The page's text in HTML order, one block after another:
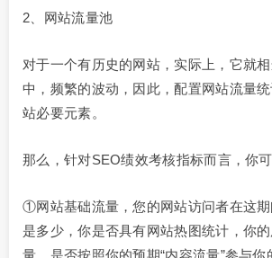
2、网站流量池
对于一个有历史的网站，实际上，它就
中，频繁的波动，因此，配置网站流量
站必要元素。
那么，针对SEO绩效考核指标而言，你
①网站基础流量，您的网站访问者在这
是多少，你是否具有网站热图统计，你
量，是否按照你的预期“内容流量”参与你